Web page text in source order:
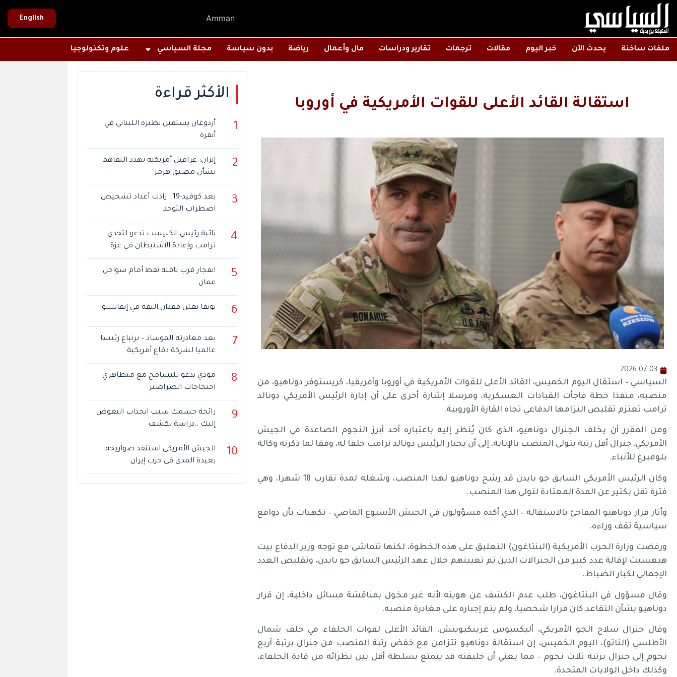
Amman
English
ملفات ساخنة يحدث الآن خبر اليوم مقالات ترجمات تقارير ودراسات مال وأعمال رياضة بدون سياسة مجلة السياسي علوم وتكنولوجيا
استقالة القائد الأعلى للقوات الأمريكية في أوروبا
2026-07-03
السياسي – استقال اليوم الخميس، القائد الأعلى للقوات الأمريكية في أوروبا وأفريقيا، كريستوفر دوناهيو، من
منصبه، منفذا خطة فاجأت القيادات العسكرية، ومرسلا إشارة أخرى على أن إدارة الرئيس الأمريكي دونالد
ترامب تعتزم تقليص التزامها الدفاعي تجاه القارة الأوروبية.
ومن المقرر أن يخلف الجنرال دوناهيو، الذي كان يُنظر إليه باعتباره أحد أبرز النجوم الصاعدة في الجيش
الأمريكي، جنرال أقل رتبة يتولى المنصب بالإنابة، إلى أن يختار الرئيس دونالد ترامب خلفا له، وفقا لما ذكرته وكالة
بلومبرغ للأنباء.
وكان الرئيس الأمريكي السابق جو بايدن قد رشح دوناهيو لهذا المنصب، وشغله لمدة تقارب 18 شهرا، وهي
فترة تقل بكثير عن المدة المعتادة لتولي هذا المنصب.
وأثار قرار دوناهيو المفاجئ بالاستقالة – الذي أكده مسؤولون في الجيش الأسبوع الماضي – تكهنات بأن دوافع
سياسية تقف وراءه.
ورفضت وزارة الحرب الأمريكية (البنتاغون) التعليق على هذه الخطوة، لكنها تتماشى مع توجه وزير الدفاع بيت
هيغسيث لإقالة عدد كبير من الجنرالات الذين تم تعيينهم خلال عهد الرئيس السابق جو بايدن، وتقليص العدد
الإجمالي لكبار الضباط.
وقال مسؤول في البنتاغون، طلب عدم الكشف عن هويته لأنه غير مخول بمناقشة مسائل داخلية، إن قرار
دوناهيو بشأن التقاعد كان قرارا شخصيا، ولم يتم إجباره على مغادرة منصبه.
وقال جنرال سلاح الجو الأمريكي، أليكسوس غرينكيويتش، القائد الأعلى لقوات الحلفاء في حلف شمال
الأطلسي (الناتو)، اليوم الخميس، إن استقالة دوناهيو تتزامن مع خفض رتبة المنصب من جنرال برتبة أربع
نجوم إلى جنرال برتبة ثلاث نجوم – مما يعني أن خليفته قد يتمتع بسلطة أقل بين نظرائه من قادة الحلفاء،
وكذلك داخل الولايات المتحدة.
الأكثر قراءة
1
أردوغان يستقبل نظيره اللبناني في
أنقرة
2
إيران: عراقيل أمريكية تهدد التفاهم
بشأن مضيق هرمز
3
بعد كوفيد-19.. زادت أعداد تشخيص
اضطراب التوحد
4
نائبة رئيس الكنيست تدعو لتحدي
ترامب وإعادة الاستيطان في غزة
5
انفجار قرب ناقلة نفط أمام سواحل
عمان
6 يويفا يعلن فقدان الثقة في إنفانتينو
7
بعد مغادرته الموساد – برنياع رئيسا
عالميا لشركة دفاع أمريكية
8
مودي يدعو للتسامح مع متظاهري
احتجاجات الصراصير
9
رائحة جسمك سبب انجذاب البعوض
إليك ..دراسة تكشف
10
الجيش الأمريكي استنفد صواريخه
بعيدة المدى في حرب إيران